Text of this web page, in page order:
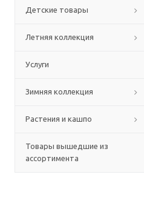
Детские товары
Летняя коллекция
Услуги
Зимняя коллекция
Растения и кашпо
Товары вышедшие из
ассортимента